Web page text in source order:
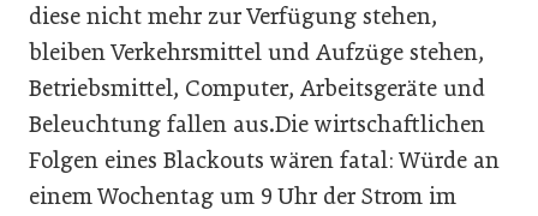
diese nicht mehr zur Verfügung stehen,
bleiben Verkehrsmittel und Aufzüge stehen,
Betriebsmittel, Computer, Arbeitsgeräte und
Beleuchtung fallen aus.Die wirtschaftlichen
Folgen eines Blackouts wären fatal: Würde an
einem Wochentag um 9 Uhr der Strom im